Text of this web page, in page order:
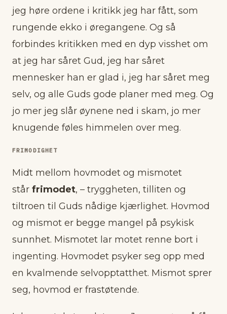
jeg høre ordene i kritikk jeg har fått, som
rungende ekko i øregangene. Og så
forbindes kritikken med en dyp visshet om
at jeg har såret Gud, jeg har såret
mennesker han er glad i, jeg har såret meg
selv, og alle Guds gode planer med meg. Og
jo mer jeg slår øynene ned i skam, jo mer
knugende føles himmelen over meg.
FRIMODIGHET
Midt mellom hovmodet og mismotet
står frimodet, – tryggheten, tilliten og
tiltroen til Guds nådige kjærlighet. Hovmod
og mismot er begge mangel på psykisk
sunnhet. Mismotet lar motet renne bort i
ingenting. Hovmodet psyker seg opp med
en kvalmende selvopptatthet. Mismot sprer
seg, hovmod er frastøtende.